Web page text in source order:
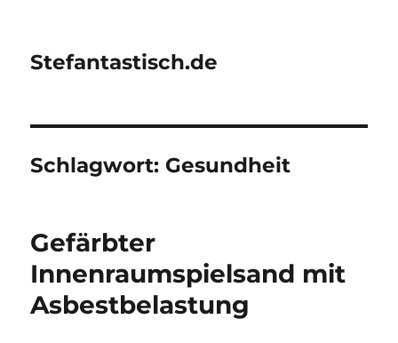
Stefantastisch.de
Schlagwort: Gesundheit
Gefärbter
Innenraumspielsand mit
Asbestbelastung